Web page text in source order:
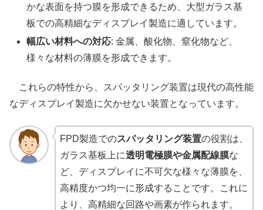
かな表面を持つ膜を形成できるため、大型ガラス基
板での高精細なディスプレイ製造に適しています。
幅広い材料への対応: 金属、酸化物、窒化物など、
様々な材料の薄膜を形成できます。
これらの特性から、スパッタリング装置は現代の高性能
なディスプレイ製造に欠かせない装置となっています。
FPD製造でのスパッタリング装置の役割は、
ガラス基板上に透明電極膜や金属配線膜な
ど、ディスプレイに不可欠な様々な薄膜を、
高精度かつ均一に形成することです。これに
より、高精細な回路や画素が作られます。